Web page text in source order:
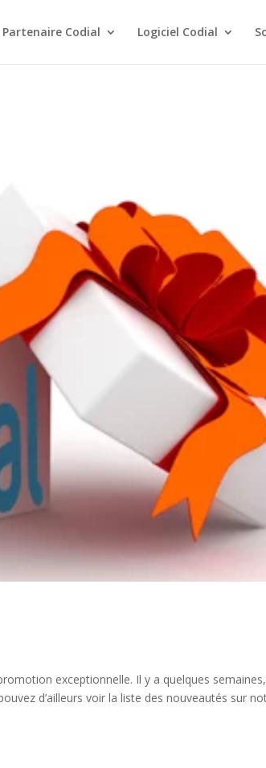
Partenaire Codial Logiciel Codial
exceptionnelle. Il y a quelques semaines,
d’ailleurs voir la liste des nouveautés sur